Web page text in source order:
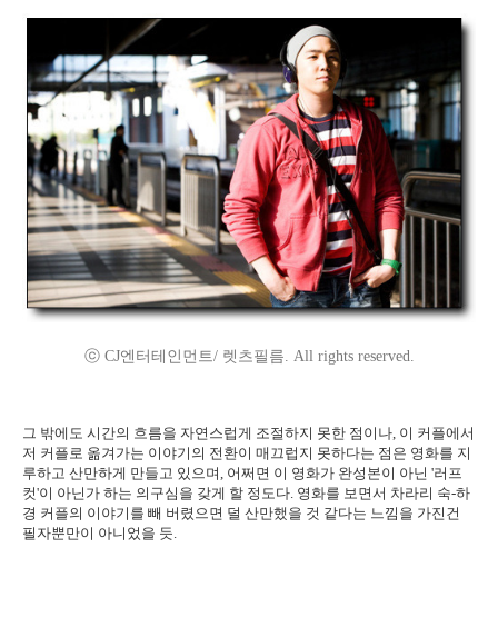
ⓒ CJ엔터테인먼트/ 렛츠필름. All rights reserved.
그 밖에도 시간의 흐름을 자연스럽게 조절하지 못한 점이나, 이 커플에서
저 커플로 옮겨가는 이야기의 전환이 매끄럽지 못하다는 점은 영화를 지
루하고 산만하게 만들고 있으며, 어쩌면 이 영화가 완성본이 아닌 '러프
컷'이 아닌가 하는 의구심을 갖게 할 정도다. 영화를 보면서 차라리 숙-하
경 커플의 이야기를 빼 버렸으면 덜 산만했을 것 같다는 느낌을 가진건
필자뿐만이 아니었을 듯.